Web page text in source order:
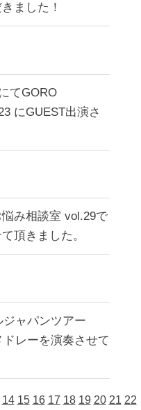
ました！
てGORO
にGUEST出演さ
み相談室 vol.29で
頂きました。
ャパンツアー
レーを演奏させて
14 15 16 17 18 19 20 21 22